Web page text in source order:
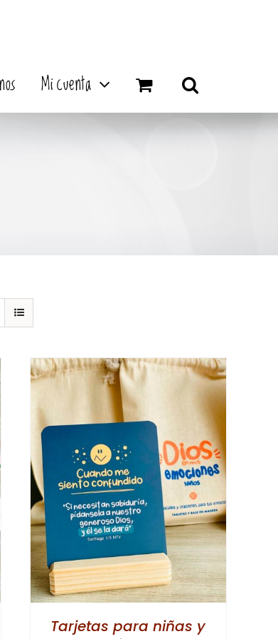
Mi cuenta
Tarjetas para niñas y